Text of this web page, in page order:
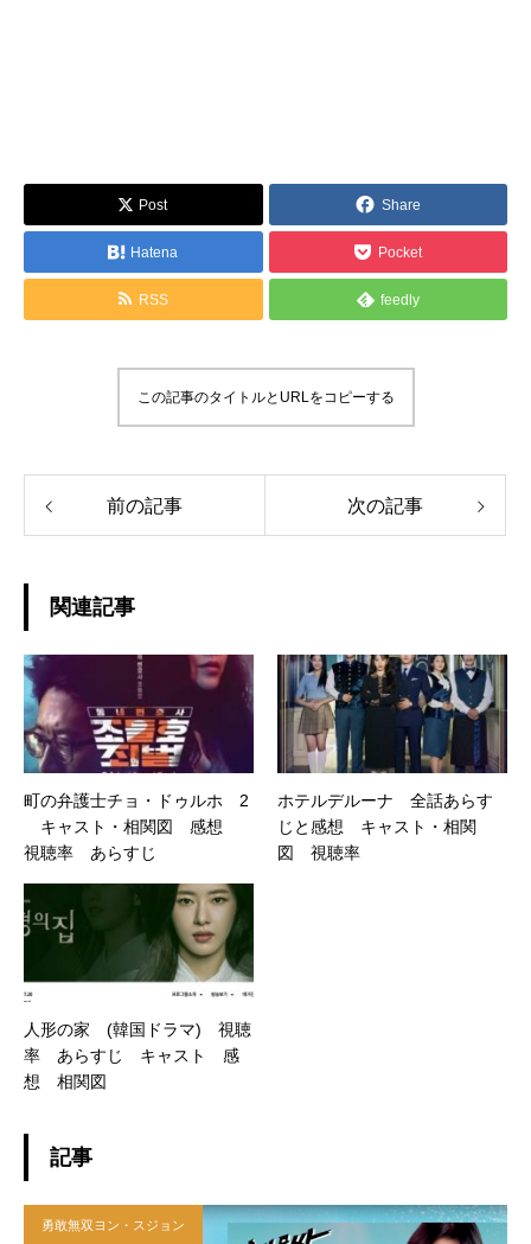
Post Share
Hatena Pocket
RSS feedly
この記事のタイトルとURLをコピーする
前の記事 次の記事
関連記事
町の弁護士チョ・ドゥルホ 2
キャスト・相関図 感想
視聴率 あらすじ
ホテルデルーナ 全話あらす
じと感想 キャスト・相関
図 視聴率
人形の家 (韓国ドラマ) 視聴
率 あらすじ キャスト 感
想 相関図
記事
勇敢無双ヨン・スジョン